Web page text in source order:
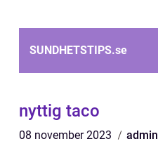
SUNDHETSTIPS.se
nyttig taco
08 november 2023 admin